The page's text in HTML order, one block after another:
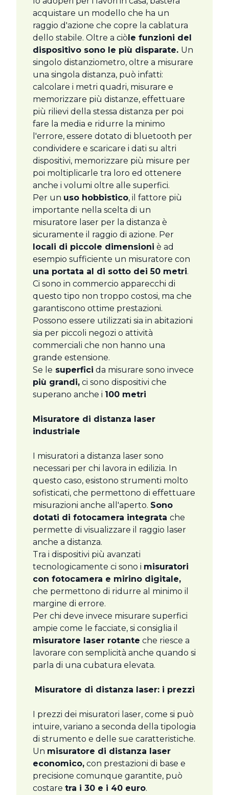
acquistare un modello che ha un
raggio d'azione che copre la cablatura
dello stabile. Oltre a ciòle funzioni del
dispositivo sono le più disparate. Un
singolo distanziometro, oltre a misurare
una singola distanza, può infatti:
calcolare i metri quadri, misurare e
memorizzare più distanze, effettuare
più rilievi della stessa distanza per poi
fare la media e ridurre la minimo
l'errore, essere dotato di bluetooth per
condividere e scaricare i dati su altri
dispositivi, memorizzare più misure per
poi moltiplicarle tra loro ed ottenere
anche i volumi oltre alle superfici.
Per un uso hobbistico, il fattore più
importante nella scelta di un
misuratore laser per la distanza è
sicuramente il raggio di azione. Per
locali di piccole dimensioni è ad
esempio sufficiente un misuratore con
una portata al di sotto dei 50 metri.
Ci sono in commercio apparecchi di
questo tipo non troppo costosi, ma che
garantiscono ottime prestazioni.
Possono essere utilizzati sia in abitazioni
sia per piccoli negozi o attività
commerciali che non hanno una
grande estensione.
Se le superfici da misurare sono invece
più grandi, ci sono dispositivi che
superano anche i 100 metri
Misuratore di distanza laser
industriale
I misuratori a distanza laser sono
necessari per chi lavora in edilizia. In
questo caso, esistono strumenti molto
sofisticati, che permettono di effettuare
misurazioni anche all'aperto. Sono
dotati di fotocamera integrata che
permette di visualizzare il raggio laser
anche a distanza.
Tra i dispositivi più avanzati
tecnologicamente ci sono i misuratori
con fotocamera e mirino digitale,
che permettono di ridurre al minimo il
margine di errore.
Per chi deve invece misurare superfici
ampie come le facciate, si consiglia il
misuratore laser rotante che riesce a
lavorare con semplicità anche quando si
parla di una cubatura elevata.
Misuratore di distanza laser: i prezzi
I prezzi dei misuratori laser, come si può
intuire, variano a seconda della tipologia
di strumento e delle sue caratteristiche.
Un misuratore di distanza laser
economico, con prestazioni di base e
precisione comunque garantite, può
costare tra i 30 e i 40 euro.